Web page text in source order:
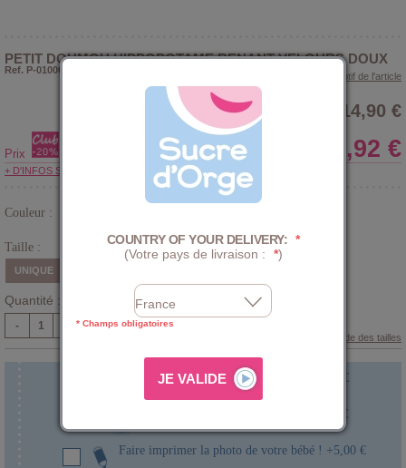
PETIT DOUMOU HIPPOPOTAME RENANT VELOURS DOUX
Ref. P-010060
> Voir le descriptif de l'article
14,90 €
Prix 11,92 €
+ D'INFOS SUR LE CLUB
Couleur :
Taille :
UNIQUE
Quantité :
-
Guide des tailles
Faire broder le prénom de bébé ! 5,00 €
5,00 €
Faire imprimer la photo de votre bébé ! +5,00 €
COUNTRY OF YOUR DELIVERY: *
(Votre pays de livraison :
*)
* Champs obligatoires